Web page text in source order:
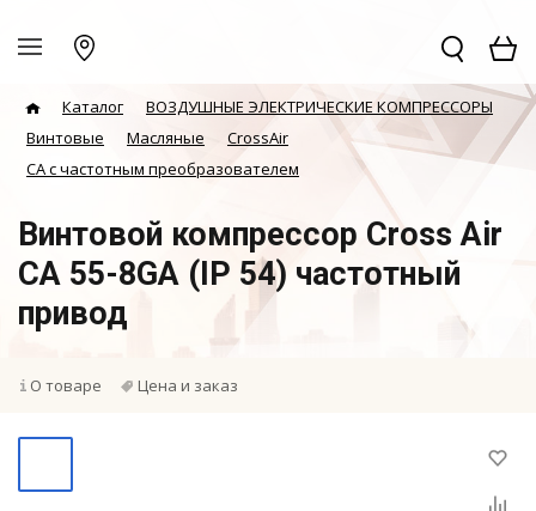
Каталог
ВОЗДУШНЫЕ ЭЛЕКТРИЧЕСКИЕ КОМПРЕССОРЫ
Винтовые
Масляные
CrossAir
CA с частотным преобразователем
Винтовой компрессор Cross Air
CA 55-8GA (IP 54) частотный
привод
О товаре Цена и заказ